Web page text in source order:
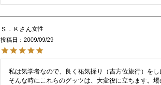
Ｓ．Ｋ
女性
投稿日
2009/09/29
私は気学者なので、良く祐気採り（吉方位旅行）をし
そんな時にこれらのグッツは、大変役に立ちます。場